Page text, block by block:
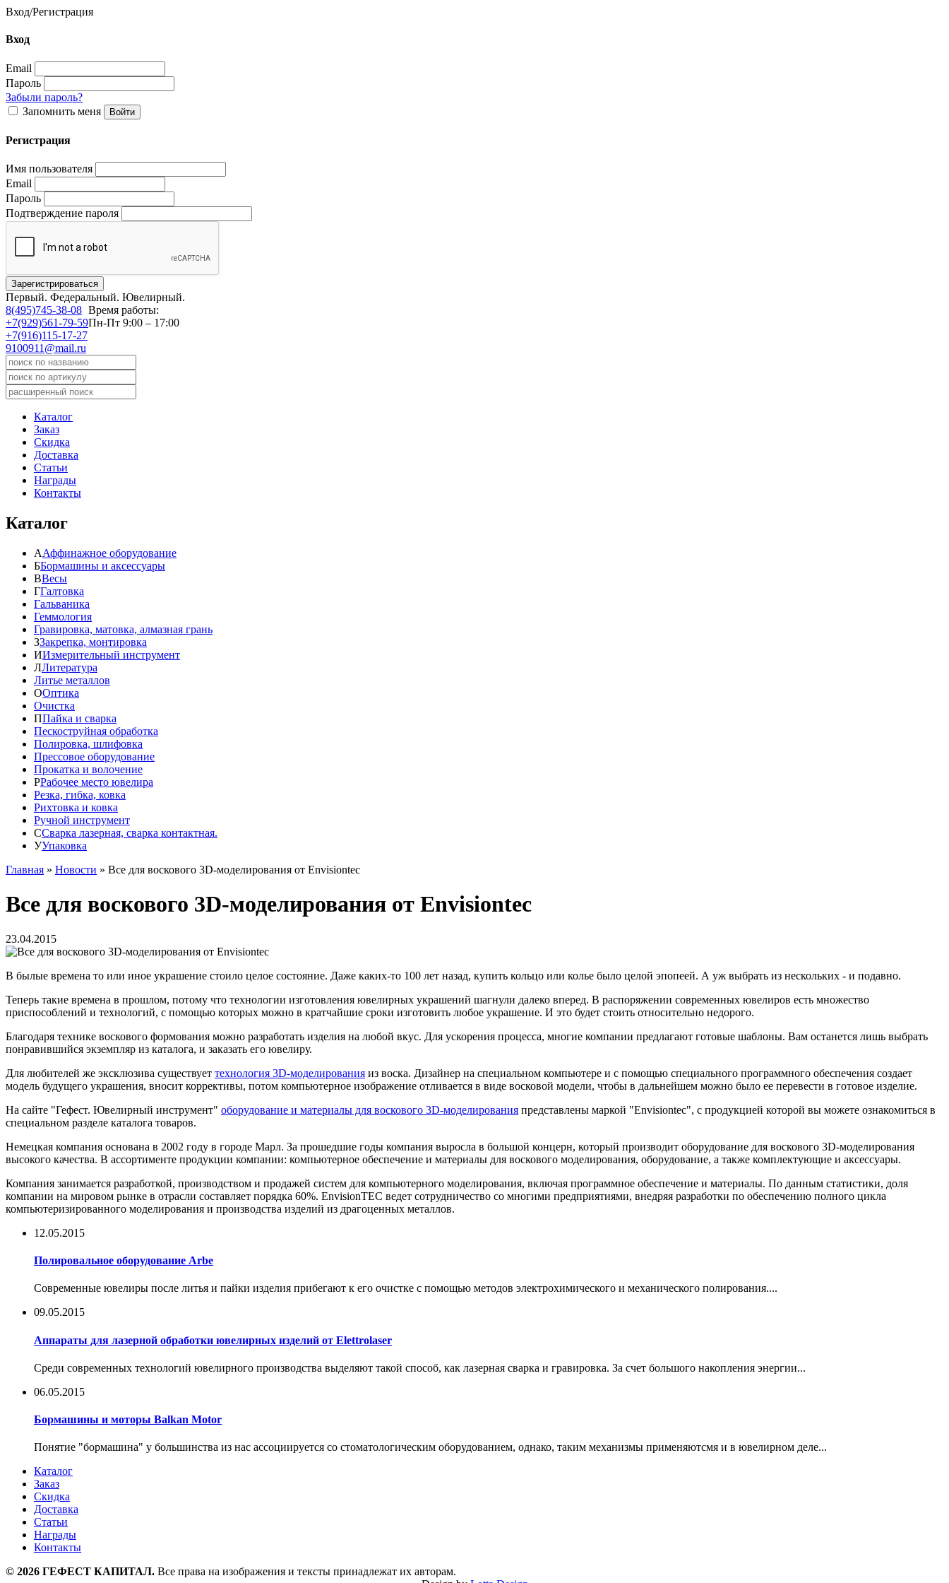
Вход/Регистрация
Вход
Email
Пароль
Забыли пароль?
Запомнить меня
Регистрация
Имя пользователя
Email
Пароль
Подтверждение пароля
Первый. Федеральный. Ювелирный.
8(495)745-38-08
+7(929)561-79-59
+7(916)115-17-27
9100911@mail.ru
Время работы:
Пн-Пт 9:00 – 17:00
Каталог
Заказ
Скидка
Доставка
Статьи
Награды
Контакты
Каталог
ААффинажное оборудование
ББормашины и аксессуары
ВВесы
ГГалтовка
Гальваника
Геммология
Гравировка, матовка, алмазная грань
ЗЗакрепка, монтировка
ИИзмерительный инструмент
ЛЛитература
Литье металлов
ООптика
Очистка
ППайка и сварка
Пескоструйная обработка
Полировка, шлифовка
Прессовое оборудование
Прокатка и волочение
РРабочее место ювелира
Резка, гибка, ковка
Рихтовка и ковка
Ручной инструмент
ССварка лазерная, сварка контактная.
УУпаковка
Главная » Новости » Все для воскового 3D-моделирования от Envisiontec
Все для воскового 3D-моделирования от Envisiontec
23.04.2015
В былые времена то или иное украшение стоило целое состояние. Даже каких-то 100 лет назад, купить кольцо или колье было целой эпопеей. А уж выбрать из нескольких - и подавно.
Теперь такие времена в прошлом, потому что технологии изготовления ювелирных украшений шагнули далеко вперед. В распоряжении современных ювелиров есть множество
приспособлений и технологий, с помощью которых можно в кратчайшие сроки изготовить любое украшение. И это будет стоить относительно недорого.
Благодаря технике воскового формования можно разработать изделия на любой вкус. Для ускорения процесса, многие компании предлагают готовые шаблоны. Вам останется лишь выбрать
понравившийся экземпляр из каталога, и заказать его ювелиру.
Для любителей же эксклюзива существует технология 3D-моделирования из воска. Дизайнер на специальном компьютере и с помощью специального программного обеспечения создает
модель будущего украшения, вносит коррективы, потом компьютерное изображение отливается в виде восковой модели, чтобы в дальнейшем можно было ее перевести в готовое изделие.
На сайте "Гефест. Ювелирный инструмент" оборудование и материалы для воскового 3D-моделирования представлены маркой "Envisiontec", с продукцией которой вы можете ознакомиться в
специальном разделе каталога товаров.
Немецкая компания основана в 2002 году в городе Марл. За прошедшие годы компания выросла в большой концерн, который производит оборудование для воскового 3D-моделирования
высокого качества. В ассортименте продукции компании: компьютерное обеспечение и материалы для воскового моделирования, оборудование, а также комплектующие и аксессуары.
Компания занимается разработкой, производством и продажей систем для компьютерного моделирования, включая программное обеспечение и материалы. По данным статистики, доля
компании на мировом рынке в отрасли составляет порядка 60%. EnvisionTEC ведет сотрудничество со многими предприятиями, внедряя разработки по обеспечению полного цикла
компьютеризированного моделирования и производства изделий из драгоценных металлов.
12.05.2015
Полировальное оборудование Arbe
Современные ювелиры после литья и пайки изделия прибегают к его очистке с помощью методов электрохимического и механического полирования....
09.05.2015
Аппараты для лазерной обработки ювелирных изделий от Elettrolaser
Среди современных технологий ювелирного производства выделяют такой способ, как лазерная сварка и гравировка. За счет большого накопления энергии...
06.05.2015
Бормашины и моторы Balkan Motor
Понятие "бормашина" у большинства из нас ассоциируется со стоматологическим оборудованием, однако, таким механизмы применяютсмя и в ювелирном деле...
Каталог
Заказ
Скидка
Доставка
Статьи
Награды
Контакты
© 2026 ГЕФЕСТ КАПИТАЛ. Все права на изображения и тексты принадлежат их авторам.